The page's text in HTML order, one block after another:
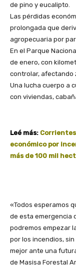
de pino y eucalipto.
Las pérdidas
prolongada que
agropecuaria por
En el Parque
de enero, con
controlar, afectando
Una lucha cuerpo a
con viviendas,
Leé más:
económico por
más de 100 mil
«Todos esperamos
de esta emergencia
podremos empezar
por los incendios,
mejor ante una
de Masisa Forestal